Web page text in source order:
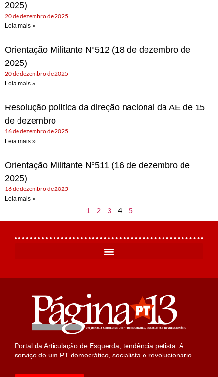
2025)
20 de dezembro de 2025
Leia mais »
Orientação Militante N°512 (18 de dezembro de
2025)
20 de dezembro de 2025
Leia mais »
Resolução política da direção nacional da AE de 15
de dezembro
16 de dezembro de 2025
Leia mais »
Orientação Militante N°511 (16 de dezembro de
2025)
16 de dezembro de 2025
Leia mais »
1 2 3 4 5
Portal da Articulação de Esquerda, tendência petista. A
serviço de um PT democrático, socialista e revolucionário.